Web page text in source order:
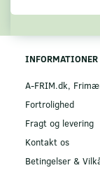
INFORMATIONER
A-FRIM.dk,
Fortrolighed
Fragt og levering
Kontakt os
Betingelser &